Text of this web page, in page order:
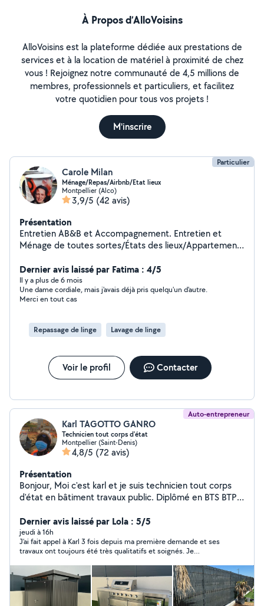
À Propos d’AlloVoisins
AlloVoisins est la plateforme dédiée aux prestations de
services et à la location de matériel à proximité de chez
vous ! Rejoignez notre communauté de 4,5 millions de
membres, professionnels et particuliers, et facilitez
votre quotidien pour tous vos projets !
M'inscrire
Particulier
Carole Milan
Ménage/Repas/Airbnb/Etat lieux
Montpellier (Alco)
3,9/5 (42 avis)
Présentation
Entretien AB&B et Accompagnement. Entretien et
Ménage de toutes sortes/États des lieux/Appartement/
Dernier avis laissé par Fatima : 4/5
Il y a plus de 6 mois
Une dame cordiale, mais j'avais déjà pris quelqu'un d'autre.
Merci en tout cas
Repassage de linge Lavage de linge
Voir le profil Contacter
Auto-entrepreneur
Karl TAGOTTO GANRO
Technicien tout corps d'état
Montpellier (Saint-Denis)
4,8/5 (72 avis)
Présentation
Bonjour, Moi c'est karl et je suis technicien tout corps
d'état en bâtiment travaux public. Diplômé en BTS BTP.
petits et grands travaux. Au plaisir
Dernier avis laissé par Lola : 5/5
jeudi à 16h
J’ai fait appel à Karl 3 fois depuis ma première demande et ses
travaux ont toujours été très qualitatifs et soignés. Je
prix très correct de ses prestations.